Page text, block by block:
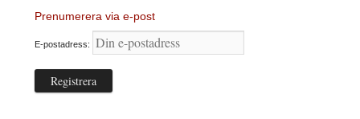
Prenumerera via e-post
E-postadress: